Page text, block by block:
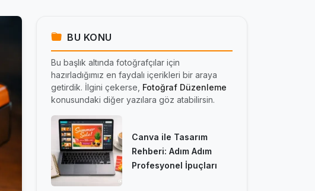
BU KONU
Bu başlık altında fotoğrafçılar için
hazırladığımız en faydalı içerikleri bir araya
getirdik. İlgini çekerse, Fotoğraf Düzenleme
konusundaki diğer yazılara göz atabilirsin.
Canva ile Tasarım
Rehberi: Adım Adım
Profesyonel İpuçları